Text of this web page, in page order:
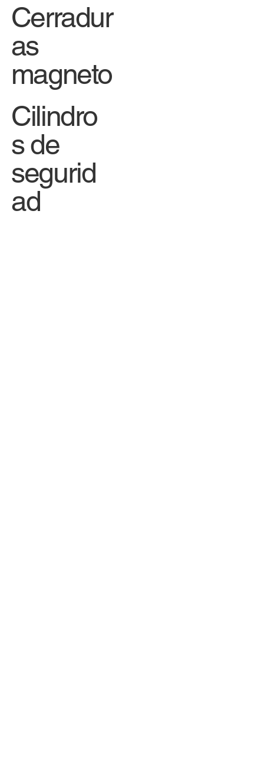
Cerradur
as
magneto
Cilindro
s de
segurid
ad